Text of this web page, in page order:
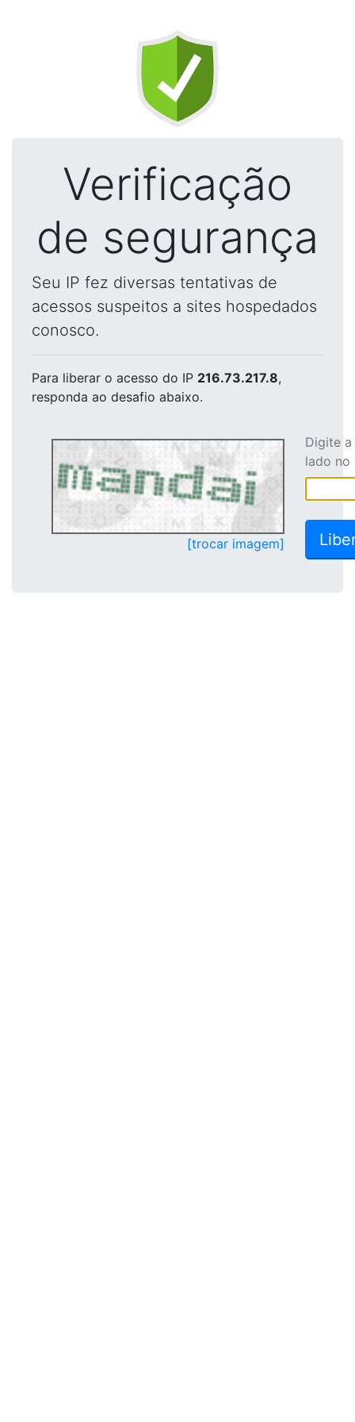
Verificação
de segurança
Seu IP fez diversas tentativas de
acessos suspeitos a sites hospedados
conosco.
Para liberar o acesso do IP 216.73.217.8,
responda ao desafio abaixo.
[trocar imagem]
Digite
lado no